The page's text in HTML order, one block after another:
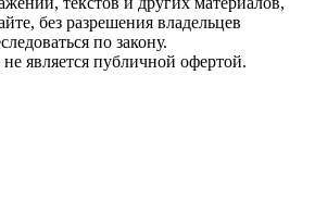
без разрешения владельцев
по закону.
является публичной офертой.